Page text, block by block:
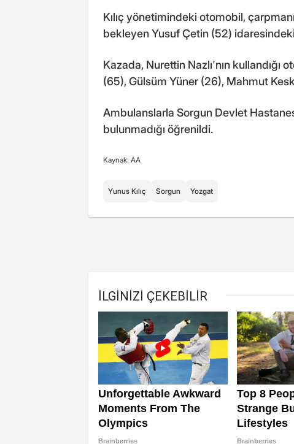
Kılıç yönetimindeki otomobil,
bekleyen Yusuf Çetin (52)
Kazada, Nurettin Nazlı'nın kullandığı
(65), Gülsüm Yüner (26), Mahmut
Ambulanslarla Sorgun Devlet
bulunmadığı öğrenildi.
Kaynak: AA
Yunus Kılıç Sorgun Yozgat